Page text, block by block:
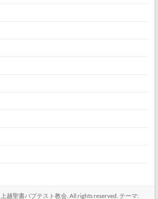
上越聖書バプテスト教会. All rights reserved. テーマ: